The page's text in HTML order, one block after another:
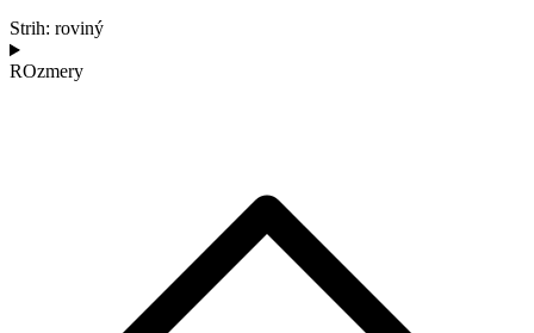
Strih: roviný
ROzmery